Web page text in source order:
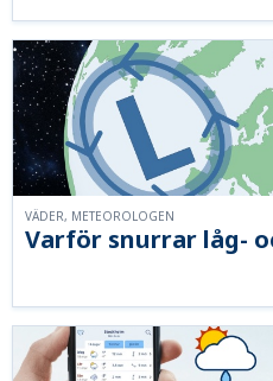
Varför snurrar låg-
VÄDER, METEOROLOGEN